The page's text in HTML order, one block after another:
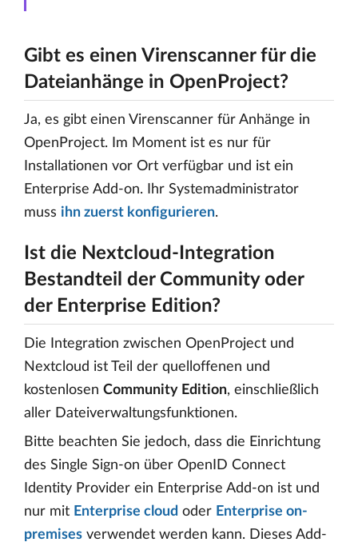
Gibt es einen Virenscanner für die
Dateianhänge in OpenProject?
Ja, es gibt einen Virenscanner für Anhänge in
OpenProject. Im Moment ist es nur für
Installationen vor Ort verfügbar und ist ein
Enterprise Add-on. Ihr Systemadministrator
muss ihn zuerst konfigurieren.
Ist die Nextcloud-Integration
Bestandteil der Community oder
der Enterprise Edition?
Die Integration zwischen OpenProject und
Nextcloud ist Teil der quelloffenen und
kostenlosen Community Edition, einschließlich
aller Dateiverwaltungsfunktionen.
Bitte beachten Sie jedoch, dass die Einrichtung
des Single Sign-on über OpenID Connect
Identity Provider ein Enterprise Add-on ist und
nur mit Enterprise cloud oder Enterprise on-
premises verwendet werden kann. Dieses Add-